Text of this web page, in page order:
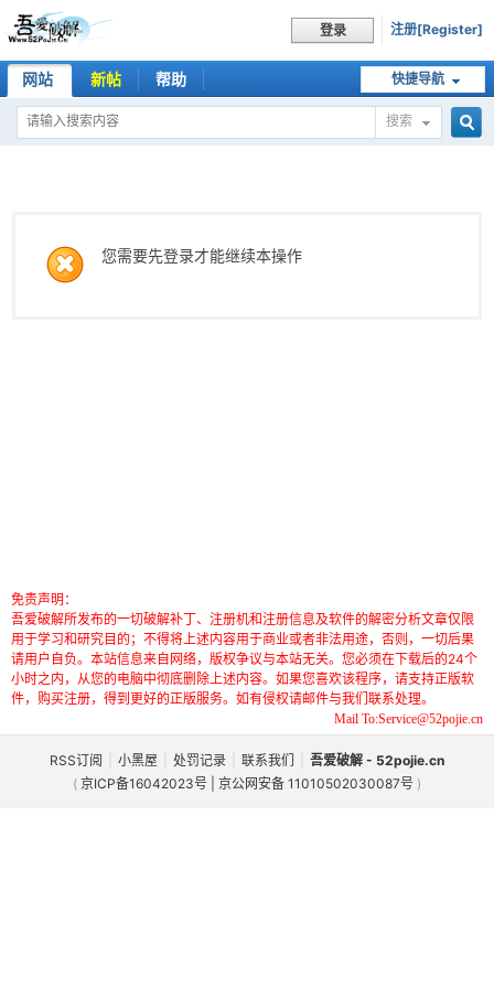
登录 注册[Register]
快捷导航
网站 新帖 帮助
搜索
您需要先登录才能继续本操作
免责声明：
吾爱破解所发布的一切破解补丁、注册机和注册信息及软件的解密分析文章仅限
用于学习和研究目的；不得将上述内容用于商业或者非法用途，否则，一切后果
请用户自负。本站信息来自网络，版权争议与本站无关。您必须在下载后的24个
小时之内，从您的电脑中彻底删除上述内容。如果您喜欢该程序，请支持正版软
件，购买注册，得到更好的正版服务。如有侵权请邮件与我们联系处理。
Mail To:Service@52pojie.cn
RSS订阅 小黑屋 处罚记录 联系我们
吾爱破解 - 52pojie.cn
( 京ICP备16042023号 | 京公网安备 11010502030087号 )